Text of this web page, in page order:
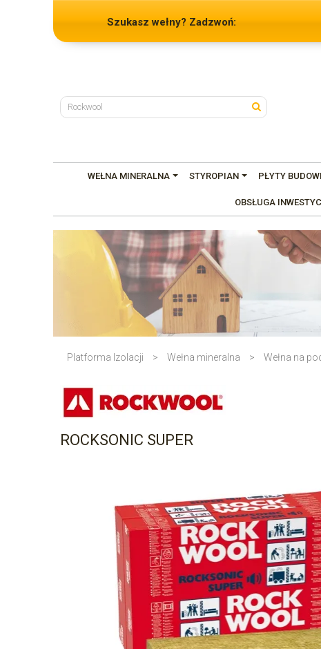
Szukasz wełny? Zadzwoń:
WEŁNA MINERALNA STYROPIAN PŁYTY
OBSŁUGA
Platforma Izolacji > Wełna mineralna > Wełna na
ROCKSONIC SUPER